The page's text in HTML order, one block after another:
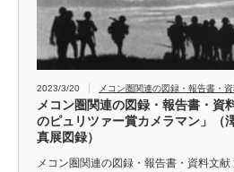
2023/3/20 メコン圏関連の図録・報告書・
メコン圏関連の図録・報告書・資
のピュリツァー賞カメラマン」（
真展図録）
メコン圏関連の図録・報告書・資料文